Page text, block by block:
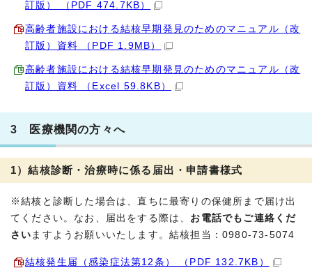
訂版） （PDF 474.7KB）
高齢者施設における結核早期発見のためのマニュアル（改
訂版）資料 （PDF 1.9MB）
高齢者施設における結核早期発見のためのマニュアル（改
訂版）資料 （Excel 59.8KB）
3 医療機関の方々へ
1）結核診断・治療時に係る届出・申請書様式
※結核と診断した場合は、直ちに最寄りの保健所まで届け出
てください。なお、届出をする際は、 お電話でもご連絡くだ
さい ますようお願いいたします。結核担当：0980-73-5074
結核発生届（感染症法第12条） （PDF 132.7KB）